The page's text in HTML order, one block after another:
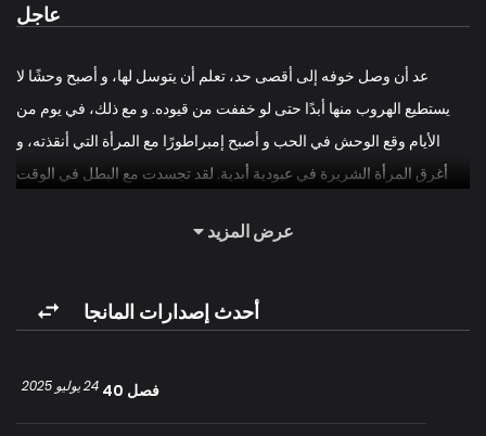
عاجل
عد أن وصل خوفه إلى أقصى حد، تعلم أن يتوسل لها، و أصبح وحشًا لا
يستطيع الهروب منها أبدًا حتى لو خففت من قيوده. و مع ذلك، في يوم من
الأيام وقع الوحش في الحب و أصبح إمبراطورًا مع المرأة التي أنقذته، و
أغرق المرأة الشريرة في عبودية أبدية. لقد تجسدت مع البطل في الوقت
من غسيل المخ. ثم … دعونا نتظاهر بالأسف. “كان من الصعب العثور عليك.”
يدك هذه؟” ثم أمسك بمعصمي و وضعه على خده و مسح برفق. تمامًا مثل
إريانا الشريرة في الرواية، كانت تفعل ذلك دائمًا عندما تمدحه. “سوف
مسح على خده حتى وصل إلى شفتيه عن غير قصد. قبل راحة يدي لفترة
عرض المزيد
أحدث إصدارات المانجا
فصل 40 24 يوليو 2025